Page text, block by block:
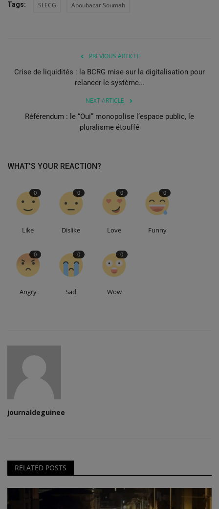
Tags: SLECG Aboubacar Soumah
PREVIOUS ARTICLE
Crise de liquidités : la BCRG mise sur la digitalisation pour
relancer le système...
NEXT ARTICLE
Référendum : le “Oui” monopolise l’espace public, le
pluralisme étouffé
WHAT'S YOUR REACTION?
0
Like
0
Dislike
0
Love
0
Funny
0
Angry
0
Sad
0
Wow
journaldeguinee
RELATED POSTS